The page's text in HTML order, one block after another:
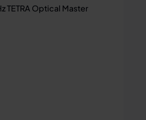
TETRA Optical Master